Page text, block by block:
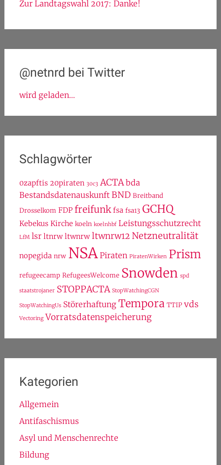
Zur Landtagswahl 2017: Danke!
@netnrd bei Twitter
wird geladen...
Schlagwörter
0zapftis 20piraten 30c3 ACTA bda
Bestandsdatenauskunft BND Breitband
Drosselkom FDP freifunk fsa fsa13 GCHQ
Kebekus Kirche koeln koelnhbf Leistungsschutzrecht
LfM lsr ltnrw ltwnrw ltwnrw12 Netzneutralität
nopegida nrw NSA Piraten PiratenWirken Prism
refugeecamp RefugeesWelcome Snowden spd
staatstrojaner STOPPACTA StopWatchingCGN
StopWatchingUs Störerhaftung Tempora TTIP vds
Vectoring Vorratsdatenspeicherung
Kategorien
Allgemein
Antifaschismus
Asyl und Menschenrechte
Bildung